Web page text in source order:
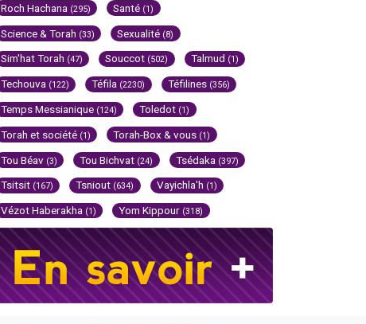
Roch Hachana (295) Santé (1)
Science & Torah (33) Sexualité (8)
Sim'hat Torah (47) Souccot (502) Talmud (1)
Techouva (122) Téfila (2230) Téfilines (356)
Temps Messianique (124) Toledot (1)
Torah et société (1) Torah-Box & vous (1)
Tou Béav (3) Tou Bichvat (24) Tsédaka (397)
Tsitsit (167) Tsniout (634) Vayichla'h (1)
Vézot Haberakha (1) Yom Kippour (318)